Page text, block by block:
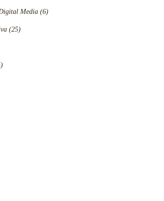
Media (6)
(25)